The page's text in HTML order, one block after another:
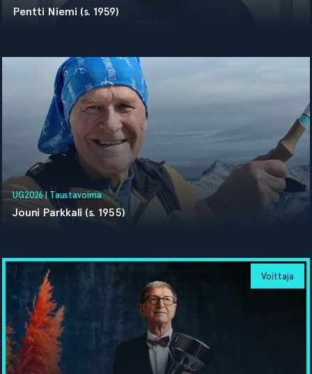
Pentti Niemi (s. 1959)
UG2026 | Taustavoima
Jouni Parkkali (s. 1955)